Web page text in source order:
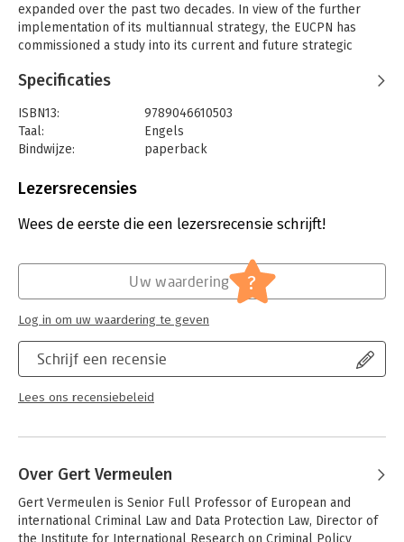
expanded over the past two decades. In view of the further
implementation of its multiannual strategy, the EUCPN has
commissioned a study into its current and future strategic
EU’s Internal Security Fund – Police. This book reflects the
Whilst the EUCPN proves a well-equipped, versatile and
multipurpose network in the EU crime prevention area,
are to enhance outputs and visibility, to intensify existing
including at local levels, to implement practice-oriented,
the implementation, monitoring, coordination and evaluation of
crime prevention policies or strategies, including through
Specificaties
ISBN13:
9789046610503
Taal:
Engels
Bindwijze:
paperback
Uitgever:
Verschijningsdatum:
25-5-2020
Strafrecht diversen
Serie:
Lezersrecensies
Wees de eerste die een lezersrecensie schrijft!
Schrijf een recensie
Lees ons recensiebeleid
Uw waardering ?
Log in om uw waardering te geven
Over Gert Vermeulen
Gert Vermeulen is Senior Full Professor of European and
international Criminal Law and Data Protection Law, Director of
the Institute for International Research on Criminal Policy